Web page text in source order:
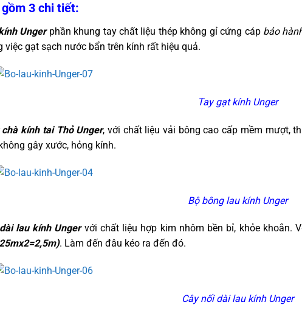
3 chi tiết:
Ungerphần khung tay chất liệu thép không gỉ cứng cáp bảo
việc gạt sạch nước bẩn trên kính rất hiệu quả.
Tay gạt kính Unger
chà kính tai Thỏ Unger, với chất liệu vải bông cao cấp mềm mượt,
gây xước, hỏng kính.
Bộ bông lau kính Unger
lau kính Unger với chất liệu hợp kim nhôm bền bỉ, khỏe khoắn.
. Làm đến đâu kéo ra đến đó.
Cây nối dài lau kính Unger